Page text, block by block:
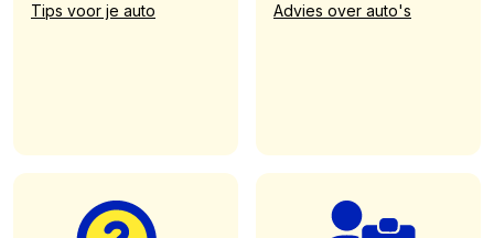
Tips voor je auto Advies over auto's